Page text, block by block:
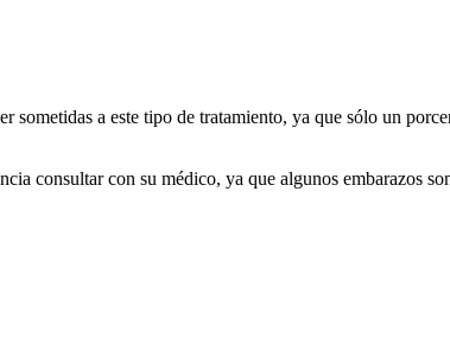
sometidas a este tipo de tratamiento, ya que sólo un
consultar con su médico, ya que algunos embarazos